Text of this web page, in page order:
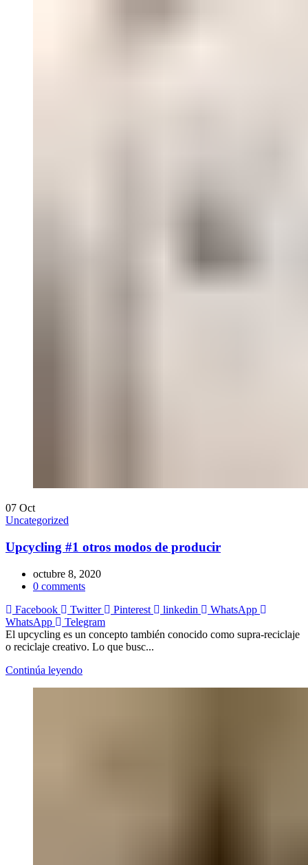
07 Oct
Uncategorized
Upcycling #1 otros modos de producir
octubre 8, 2020
0 comments
Facebook
Twitter Pinterest linkedin
WhatsApp
WhatsApp
Telegram
El upcycling es un concepto también conocido como supra-reciclaje
o reciclaje creativo. Lo que busc...
Continúa leyendo